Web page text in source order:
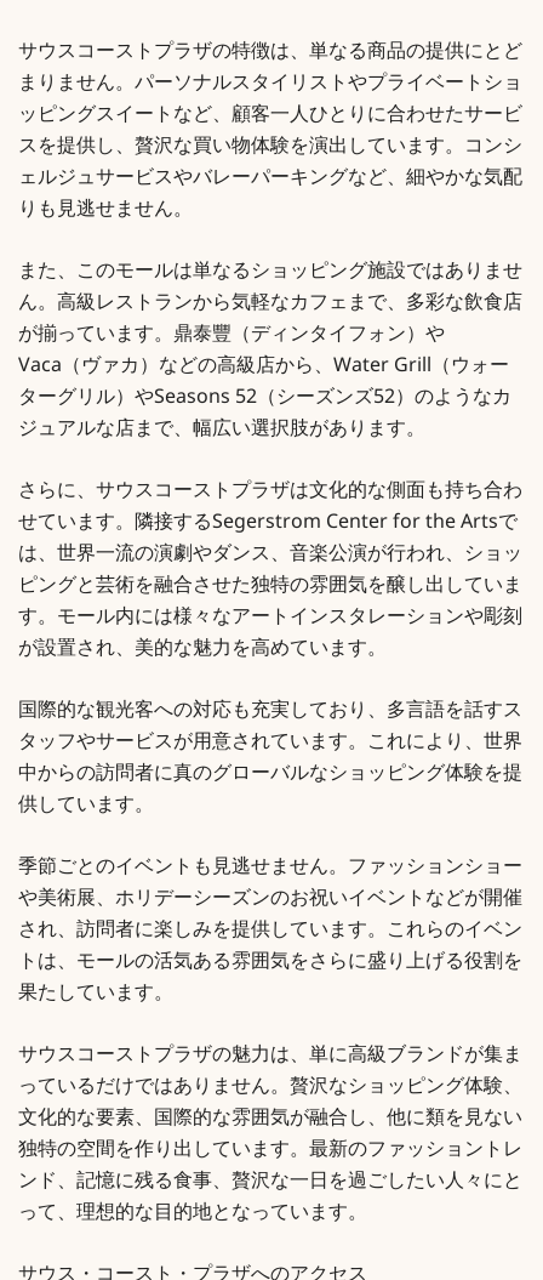
サウスコーストプラザの特徴は、単なる商品の提供にとど
まりません。パーソナルスタイリストやプライベートショ
ッピングスイートなど、顧客一人ひとりに合わせたサービ
スを提供し、贅沢な買い物体験を演出しています。コンシ
ェルジュサービスやバレーパーキングなど、細やかな気配
りも見逃せません。
また、このモールは単なるショッピング施設ではありませ
ん。高級レストランから気軽なカフェまで、多彩な飲食店
が揃っています。鼎泰豐（ディンタイフォン）や
Vaca（ヴァカ）などの高級店から、Water Grill（ウォー
ターグリル）やSeasons 52（シーズンズ52）のようなカ
ジュアルな店まで、幅広い選択肢があります。
さらに、サウスコーストプラザは文化的な側面も持ち合わ
せています。隣接するSegerstrom Center for the Artsで
は、世界一流の演劇やダンス、音楽公演が行われ、ショッ
ピングと芸術を融合させた独特の雰囲気を醸し出していま
す。モール内には様々なアートインスタレーションや彫刻
が設置され、美的な魅力を高めています。
国際的な観光客への対応も充実しており、多言語を話すス
タッフやサービスが用意されています。これにより、世界
中からの訪問者に真のグローバルなショッピング体験を提
供しています。
季節ごとのイベントも見逃せません。ファッションショー
や美術展、ホリデーシーズンのお祝いイベントなどが開催
され、訪問者に楽しみを提供しています。これらのイベン
トは、モールの活気ある雰囲気をさらに盛り上げる役割を
果たしています。
サウスコーストプラザの魅力は、単に高級ブランドが集ま
っているだけではありません。贅沢なショッピング体験、
文化的な要素、国際的な雰囲気が融合し、他に類を見ない
独特の空間を作り出しています。最新のファッショントレ
ンド、記憶に残る食事、贅沢な一日を過ごしたい人々にと
って、理想的な目的地となっています。